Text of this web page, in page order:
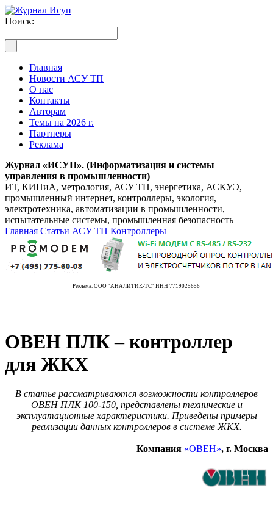
Поиск:
Главная
Новости АСУ ТП
О нас
Контакты
Авторам
Темы на 2026 г.
Партнеры
Реклама
Журнал «ИСУП». (Информатизация и системы
управления в промышленности)
ИТ, КИПиА, метрология, АСУ ТП, энергетика, АСКУЭ,
промышленный интернет, контроллеры, экология,
электротехника, автоматизации в промышленности,
испытательные системы, промышленная безопасность
Главная Статьи АСУ ТП Контроллеры
Реклама. ООО "АНАЛИТИК-ТС" ИНН 7719025656
ОВЕН ПЛК – контроллер
для ЖКХ
В статье рассматриваются возможности контроллеров
ОВЕН ПЛК 100-150, представлены технические и
эксплуатационные характеристики. Приведены примеры
реализации данных контроллеров в системе ЖКХ.
Компания «ОВЕН», г. Москва